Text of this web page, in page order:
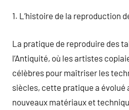
1. L’histoire de la reproduction
La pratique de reproduire des
l’Antiquité, où les artistes
célèbres pour maîtriser les
siècles, cette pratique a évolué
nouveaux matériaux et